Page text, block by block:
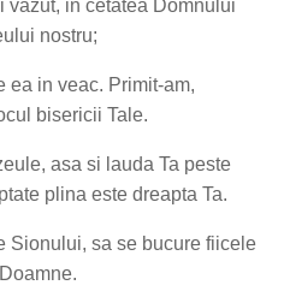
vazut, in cetatea Domnului
nostru;
ea in veac. Primit-am,
bisericii Tale.
asa si lauda Ta peste
plina este dreapta Ta.
Sionului, sa se bucure fiicele